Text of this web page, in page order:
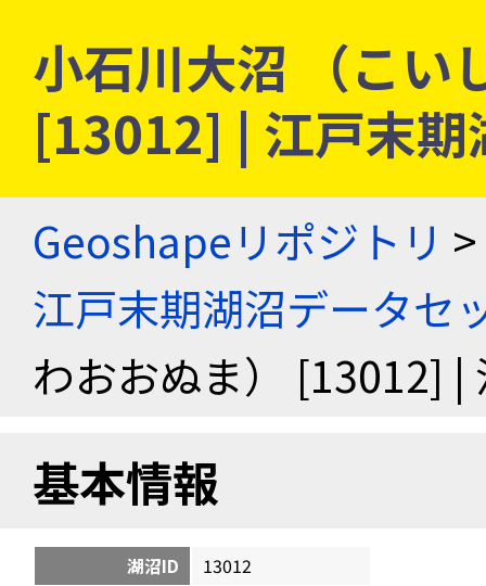
小石川大沼 （こい
[13012] | 江戸末期
Geoshapeリポジトリ >
江戸末期湖沼データセ
わおおぬま） [13012] |
基本情報
湖沼ID
13012